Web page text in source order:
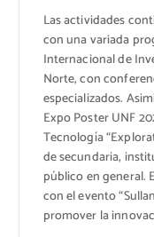
Las actividades
con una variada
Internacional de
Norte, con
especializados.
Expo Poster UNF
Tecnología
de secundaria,
público en general.
con el evento
promover la